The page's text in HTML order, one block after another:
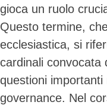
gioca un ruolo
Questo termine,
ecclesiastica, si
cardinali convocata
questioni
governance. Nel